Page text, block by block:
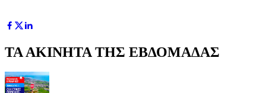
ΤΑ ΑΚΙΝΗΤΑ ΤΗΣ ΕΒΔΟΜΑΔΑΣ